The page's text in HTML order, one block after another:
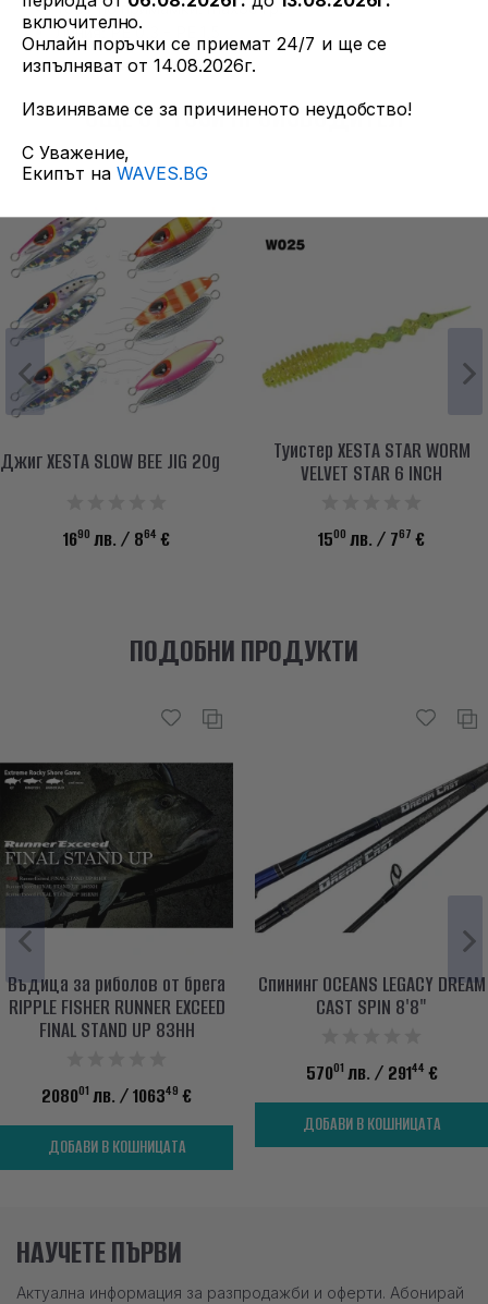
Тест по примамки: max80 гр.
Линия: PE 0,3 - PE 1,5
ОЩЕ ОТ ТОЗИ ПРОИЗВОДИТЕЛ
Джиг XESTA SLOW BEE JIG 20g
1690 лв. / 864 €
Туистер XESTA STAR WORM
VELVET STAR 6 INCH
1500 лв. / 767 €
ПОДОБНИ ПРОДУКТИ
Въдица за риболов от брега
RIPPLE FISHER RUNNER EXCEED
FINAL STAND UP 83HH
208001 лв. / 106349 €
ДОБАВИ В КОШНИЦАТА
Спининг OCEANS LEGACY DREAM
CAST SPIN 8'8"
57001 лв. / 29144 €
ДОБАВИ В КОШНИЦАТА
НАУЧЕТЕ ПЪРВИ
Актуална информация за разпродажби и оферти. Абонирай
включително.
Онлайн поръчки се приемат 24/7 и ще се
изпълняват от 14.08.2026г.
Извиняваме се за причиненото неудобство!
С Уважение,
Екипът на WAVES.BG